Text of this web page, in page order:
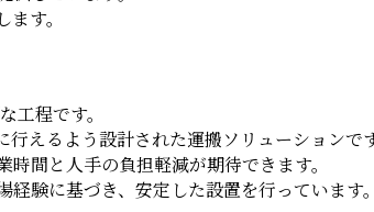
す。
工程です。
えるよう設計された運搬ソリューションです
間と人手の負担軽減が期待できます。
験に基づき、安定した設置を行っています。